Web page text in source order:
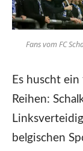
Fans vom FC
Es huscht
Reihen:
belgischen